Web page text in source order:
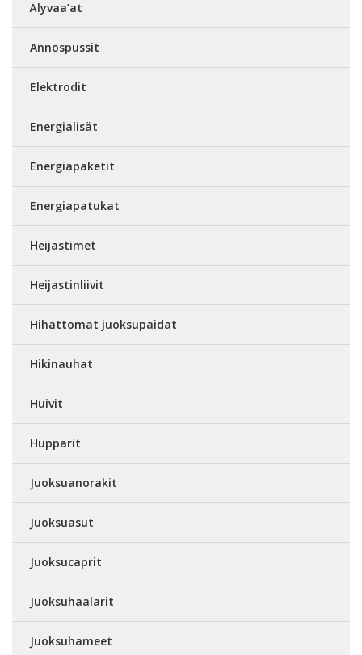
Älyvaa’at
Annospussit
Elektrodit
Energialisät
Energiapaketit
Energiapatukat
Heijastimet
Heijastinliivit
Hihattomat juoksupaidat
Hikinauhat
Huivit
Hupparit
Juoksuanorakit
Juoksuasut
Juoksucaprit
Juoksuhaalarit
Juoksuhameet